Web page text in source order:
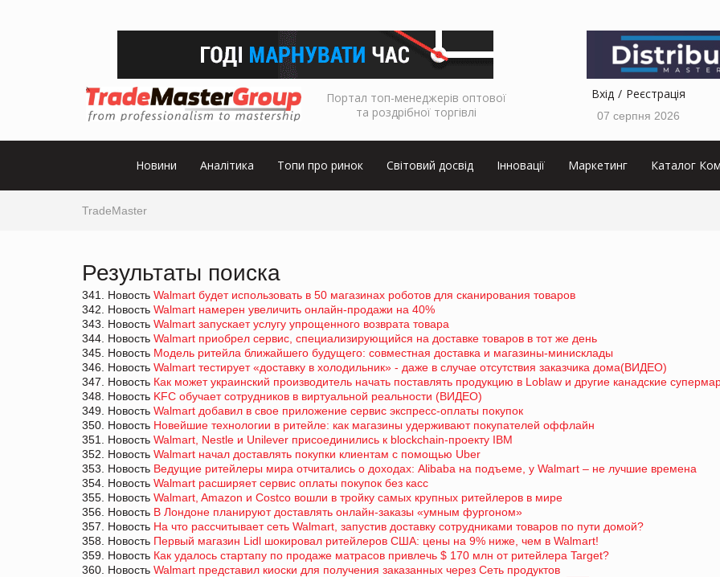
Портал топ-менеджерів оптової
та роздрібної торгівлі
Вхід Реєстрація
07 серпня 2026
Новини Аналітика Топи про ринок Світовий досвід Інновації Маркетинг Каталог
TradeMaster
Результаты поиска
341. Новость Walmart будет использовать в 50 магазинах роботов для сканирования товаров
342. Новость Walmart намерен увеличить онлайн-продажи на 40%
343. Новость Walmart запускает услугу упрощенного возврата товара
344. Новость Walmart приобрел сервис, специализирующийся на доставке товаров в тот же день
345. Новость Модель ритейла ближайшего будущего: совместная доставка и магазины-минисклады
346. Новость Walmart тестирует «доставку в холодильник» - даже в случае отсутствия заказчика дома(ВИДЕО)
347. Новость Как может украинский производитель начать поставлять продукцию в Loblaw и другие канадские
348. Новость KFC обучает сотрудников в виртуальной реальности (ВИДЕО)
349. Новость Walmart добавил в свое приложение сервис экспресс-оплаты покупок
350. Новость Новейшие технологии в ритейле: как магазины удерживают покупателей оффлайн
351. Новость Walmart, Nestle и Unilever присоединились к blockchain-проекту IBM
352. Новость Walmart начал доставлять покупки клиентам с помощью Uber
353. Новость Ведущие ритейлеры мира отчитались о доходах: Alibaba на подъеме, у Walmart – не лучшие времена
354. Новость Walmart расширяет сервис оплаты покупок без касс
355. Новость Walmart, Amazon и Costco вошли в тройку самых крупных ритейлеров в мире
356. Новость В Лондоне планируют доставлять онлайн-заказы «умным фургоном»
357. Новость На что рассчитывает сеть Walmart, запустив доставку сотрудниками товаров по пути домой?
358. Новость Первый магазин Lidl шокировал ритейлеров США: цены на 9% ниже, чем в Walmart!
359. Новость Как удалось стартапу по продаже матрасов привлечь $ 170 млн от ритейлера Target?
360. Новость Walmart представил киоски для получения заказанных через Сеть продуктов